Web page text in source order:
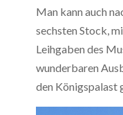
Man kann auch
sechsten Stock,
Leihgaben des
wunderbaren
den Königspalast